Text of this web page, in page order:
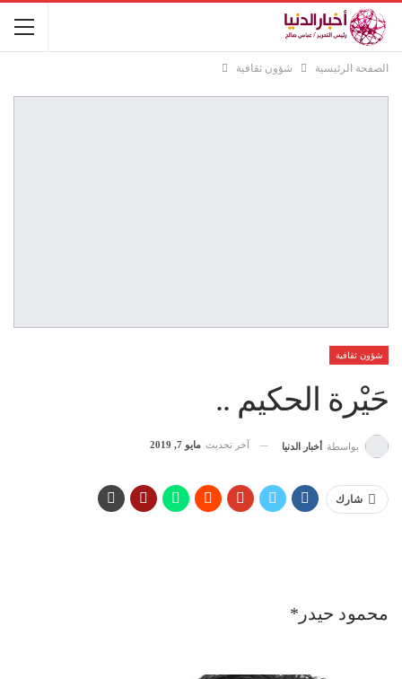
الصفحة الرئيسية شؤون ثقافية
شؤون ثقافية
حَيْرة الحكيم ..
بواسطة أخبار الدنيا آخر تحديث مايو 7, 2019
شارك
محمود حيدر*